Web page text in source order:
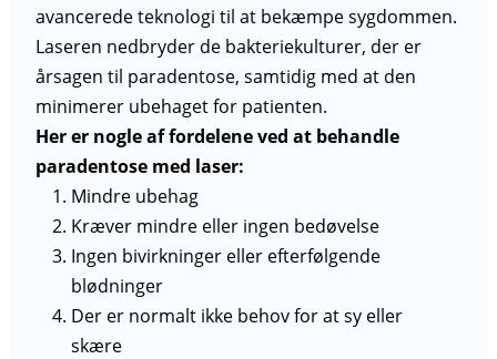
avancerede teknologi til at bekæmpe sygdommen.
Laseren nedbryder de bakteriekulturer, der er
årsagen til paradentose, samtidig med at den
minimerer ubehaget for patienten.
Her er nogle af fordelene ved at behandle
paradentose med laser:
Mindre ubehag
Kræver mindre eller ingen bedøvelse
Ingen bivirkninger eller efterfølgende
blødninger
Der er normalt ikke behov for at sy eller
skære